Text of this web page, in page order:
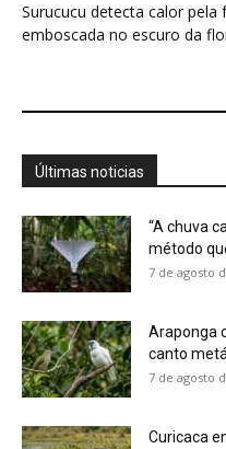
Surucucu detecta calor
emboscada no escuro da
Últimas noticias
“A chuva
método
7 de agosto
Araponga
canto
7 de agosto
Curicaca